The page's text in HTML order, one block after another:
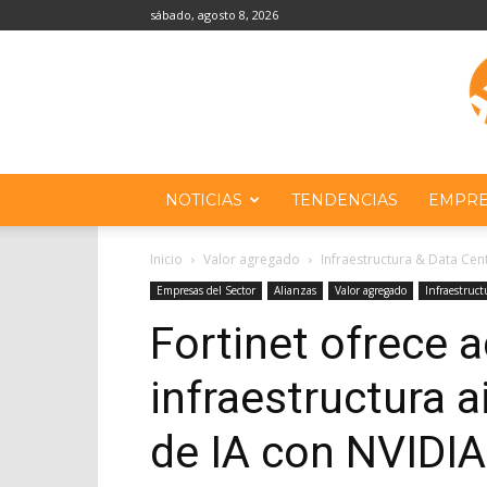
sábado, agosto 8, 2026
NOTICIAS TENDENCIAS
Inicio Valor agregado Infraestructura & Data
Empresas del Sector Alianzas Valor agregado
Fortinet ofrece
infraestructura
de IA con NVIDIA